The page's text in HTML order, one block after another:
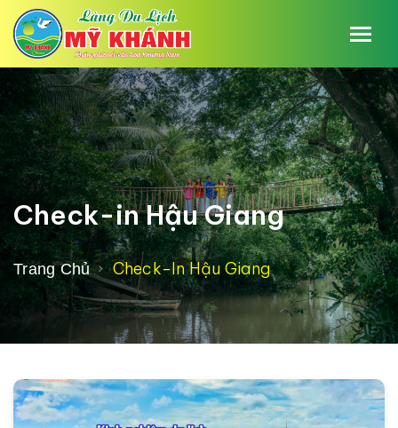
Check-in Hậu Giang
Trang Chủ Check-In Hậu Giang